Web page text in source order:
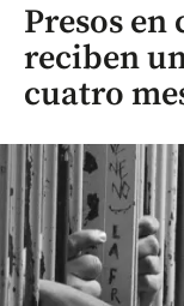
Presos en
reciben
cuatro